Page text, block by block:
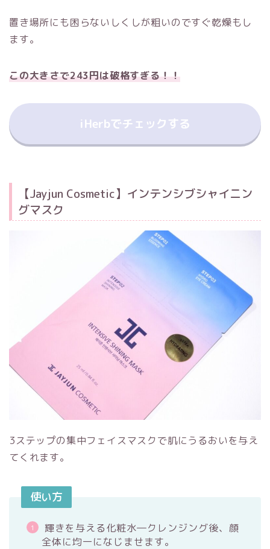
置き場所にも困らないしくしが粗いのですぐ乾燥もし
ます。
この大きさで243円は破格すぎる！！
iHerbでチェックする
【Jayjun Cosmetic】インテンシブシャイニン
グマスク
3ステップの集中フェイスマスクで肌にうるおいを与え
てくれます。
使い方
輝きを与える化粧水―クレンジング後、顔
全体に均一になじませます。